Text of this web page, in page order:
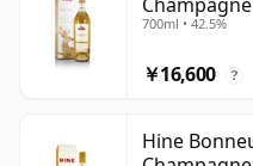
700ml • 42.5%
￥16,600 ?
Hine